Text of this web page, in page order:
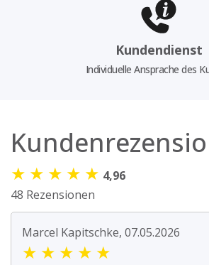
Kundendienst
Individuelle Ansprache des
★ ★ ★ ★ ★ 4,96
48 Rezensionen
Marcel Kapitschke, 07.05.2026
★ ★ ★ ★ ★